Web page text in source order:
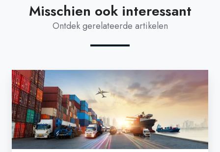
Misschien ook interessant
Ontdek gerelateerde artikelen
Maak
je
bedrijf
weerbaar
tegen
ketenverstoringen